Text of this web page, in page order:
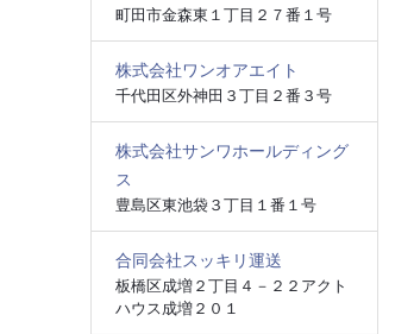
町田市金森東１丁目２７番１号
株式会社ワンオアエイト
千代田区外神田３丁目２番３号
株式会社サンワホールディング
ス
豊島区東池袋３丁目１番１号
合同会社スッキリ運送
板橋区成増２丁目４－２２アクト
ハウス成増２０１